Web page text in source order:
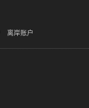
离岸账户